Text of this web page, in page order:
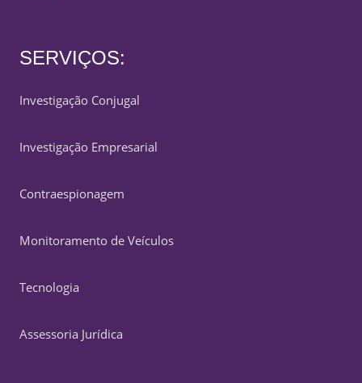
SERVIÇOS:
Investigação Conjugal
Investigação Empresarial
Contraespionagem
Monitoramento de Veículos
Tecnologia
Assessoria Jurídica